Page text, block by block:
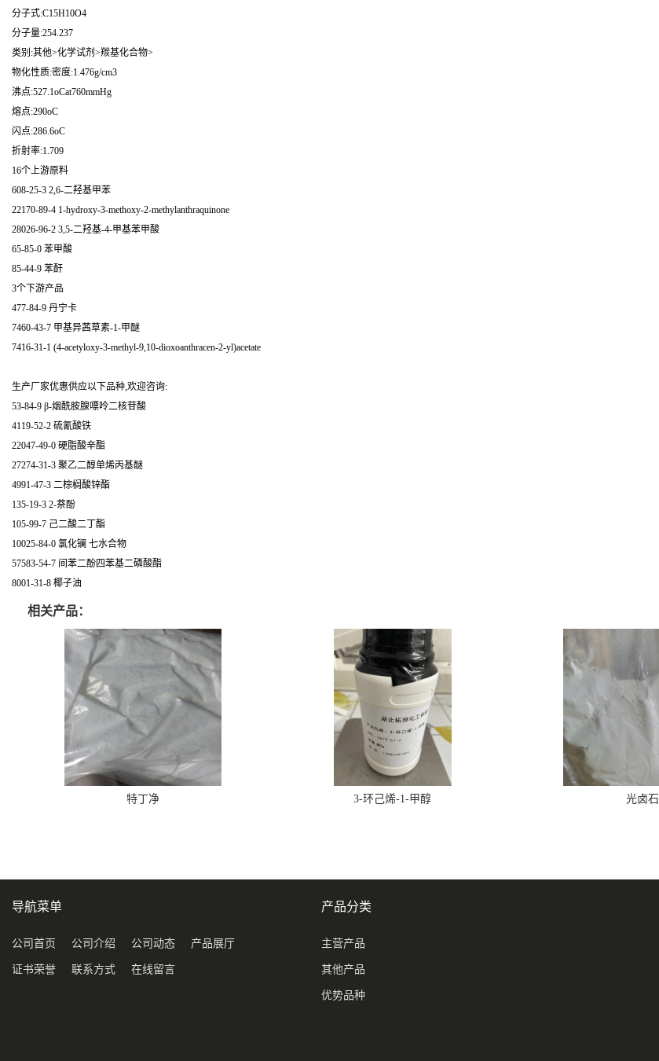
分子式:C15H10O4
分子量:254.237
类别:其他>化学试剂>羰基化合物>
物化性质:密度:1.476g/cm3
沸点:527.1oCat760mmHg
熔点:290oC
闪点:286.6oC
折射率:1.709
16个上游原料
608-25-3 2,6-二羟基甲苯
22170-89-4 1-hydroxy-3-methoxy-2-methylanthraquinone
28026-96-2 3,5-二羟基-4-甲基苯甲酸
65-85-0 苯甲酸
85-44-9 苯酐
3个下游产品
477-84-9 丹宁卡
7460-43-7 甲基异茜草素-1-甲醚
7416-31-1 (4-acetyloxy-3-methyl-9,10-dioxoanthracen-2-yl)acetate
生产厂家优惠供应以下品种,欢迎咨询:
53-84-9 β-烟酰胺腺嘌呤二核苷酸
4119-52-2 硫氰酸铁
22047-49-0 硬脂酸辛酯
27274-31-3 聚乙二醇单烯丙基醚
4991-47-3 二棕榈酸锌酯
135-19-3 2-萘酚
105-99-7 己二酸二丁酯
10025-84-0 氯化镧 七水合物
57583-54-7 间苯二酚四苯基二磷酸酯
8001-31-8 椰子油
相关产品：
特丁净 3-环己烯-1-甲醇 光卤石
导航菜单
公司首页 公司介绍 公司动态 产品展厅
证书荣誉 联系方式 在线留言
产品分类
主营产品
其他产品
优势品种